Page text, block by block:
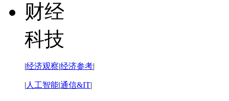
财经
科技
|经济观察|经济参考|
| 人工智能|通信&IT|